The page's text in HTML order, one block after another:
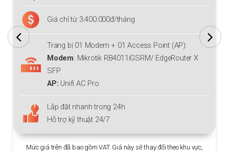
Giá chỉ từ 3.400.000đ/tháng
Trang bị 01 Modem + 01 Access Point (AP):
Modem: Mikrotik RB4011iGSRM/ EdgeRouter X
SFP
AP: Unifi AC Pro
Lắp đặt nhanh trong 24h
Hỗ trợ kỹ thuật 24/7
Mức giá trên đã bao gồm VAT. Giá này sẽ thay đổi theo khu vực,